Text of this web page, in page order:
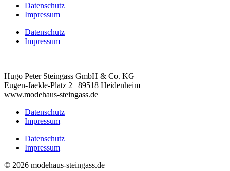
Datenschutz
Impressum
Datenschutz
Impressum
Hugo Peter Steingass GmbH & Co. KG
Eugen-Jaekle-Platz 2 | 89518 Heidenheim
www.modehaus-steingass.de
Datenschutz
Impressum
Datenschutz
Impressum
© 2026 modehaus-steingass.de